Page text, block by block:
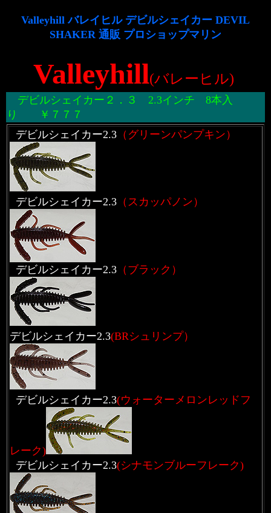
Valleyhill バレイヒル デビルシェイカー DEVIL
SHAKER 通販 プロショップマリン
Valleyhill(バレーヒル)
デビルシェイカー２．３ 2.3インチ 8本入
り ￥７７７
デビルシェイカー2.3 （グリーンパンプキン）
デビルシェイカー2.3 （スカッパノン）
デビルシェイカー2.3 （ブラック）
デビルシェイカー2.3(BRシュリンプ）
デビルシェイカー2.3(ウォーターメロンレッドフ
レーク)
デビルシェイカー2.3(シナモンブルーフレーク)